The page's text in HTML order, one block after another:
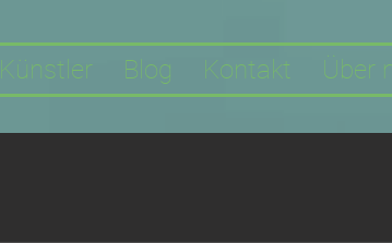
Künstler Blog Kontakt Über